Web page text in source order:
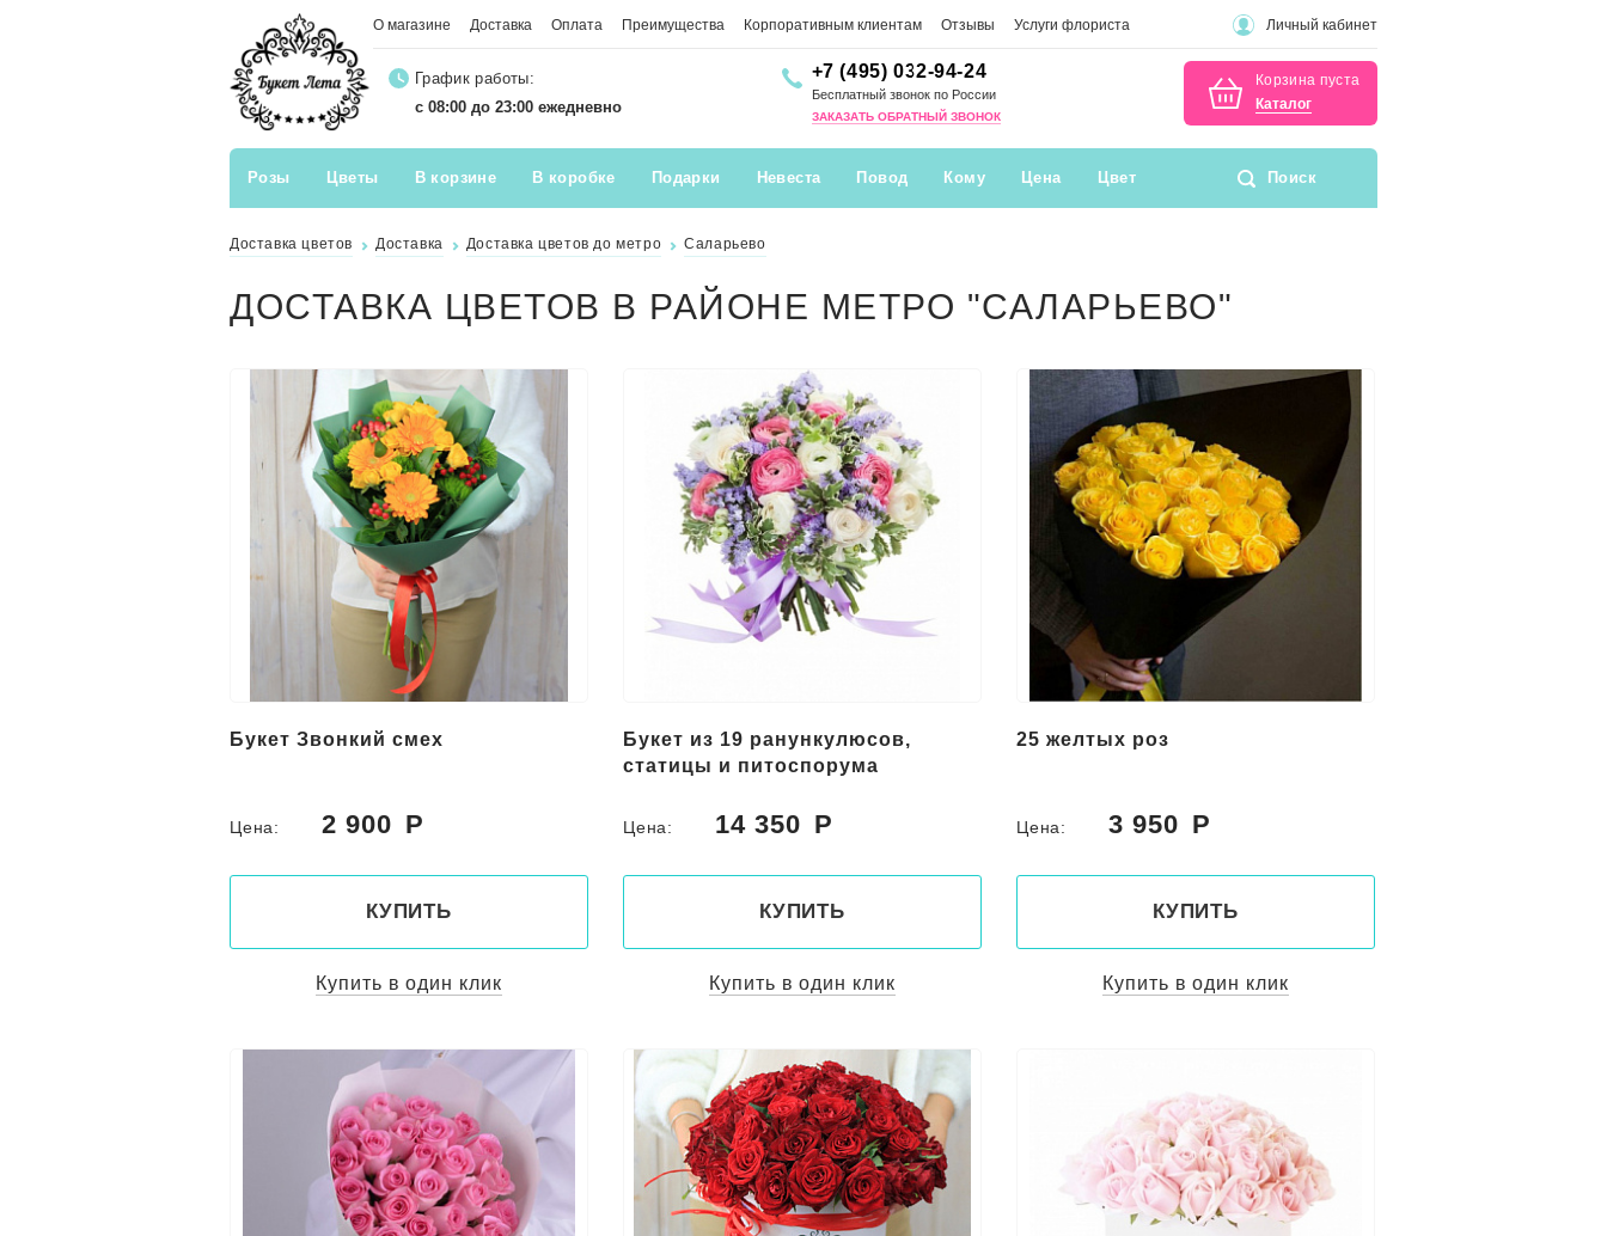
О магазине Доставка Оплата Преимущества Корпоративным клиентам Отзывы Услуги флориста Личный кабинет
График работы:
с 08:00 до 23:00 ежедневно
+7 (495) 032-94-24
Бесплатный звонок по России
ЗАКАЗАТЬ ОБРАТНЫЙ ЗВОНОК
Корзина пуста
Каталог
Розы Цветы В корзине В коробке Подарки Невеста Повод Кому Цена Цвет Поиск
Доставка цветов Доставка Доставка цветов до метро Саларьево
ДОСТАВКА ЦВЕТОВ В РАЙОНЕ МЕТРО "САЛАРЬЕВО"
Букет Звонкий смех
Цена: 2 900
КУПИТЬ
Купить в один клик
Букет из 19 ранункулюсов,
статицы и питоспорума
Цена: 14 350
КУПИТЬ
Купить в один клик
25 желтых роз
Цена: 3 950
КУПИТЬ
Купить в один клик